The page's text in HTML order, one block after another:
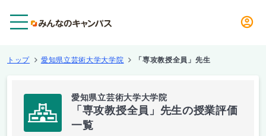
トップ 愛知県立芸術大学大学院 「専攻教授全員」先生
愛知県立芸術大学大学院
「専攻教授全員」先生の授業評価
一覧